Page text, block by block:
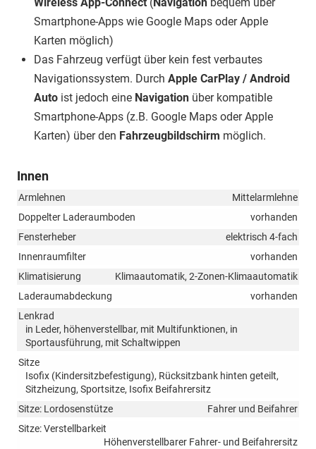
Smartphone-Apps wie Google Maps oder Apple
Karten möglich)
Das Fahrzeug verfügt über kein fest verbautes
Navigationssystem. Durch Apple CarPlay / Android
Auto ist jedoch eine Navigation über kompatible
Smartphone-Apps (z.B. Google Maps oder Apple
Karten) über den Fahrzeugbildschirm möglich.
Innen
Armlehnen
Mittelarmlehne
Doppelter Laderaumboden
vorhanden
Fensterheber
elektrisch 4-fach
Innenraumfilter
vorhanden
Klimatisierung
Klimaautomatik, 2-Zonen-Klimaautomatik
Laderaumabdeckung
vorhanden
Lenkrad
in Leder, höhenverstellbar, mit Multifunktionen, in
Sportausführung, mit Schaltwippen
Sitze
Isofix (Kindersitzbefestigung), Rücksitzbank hinten geteilt,
Sitzheizung, Sportsitze, Isofix Beifahrersitz
Sitze: Lordosenstütze
Fahrer und Beifahrer
Sitze: Verstellbarkeit
Höhenverstellbarer Fahrer- und Beifahrersitz